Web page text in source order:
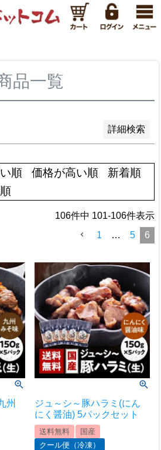
品一覧
詳細検索
ト順
検索
順 価格が高い順
新着順
106件中 101-106件表示
1
… 5 6
州
ジュ～シ～豚ハラミ(にん
にく醤油) 5パックセット
送料無料
国産
クール便（冷凍）